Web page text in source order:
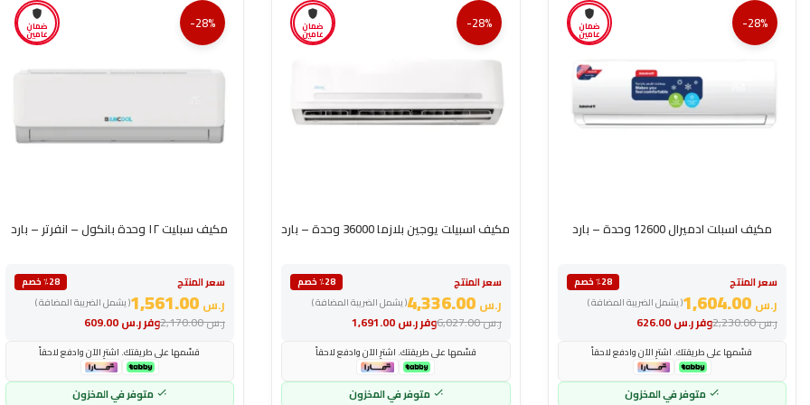
ضمان
عامين
-28%
مكيف اسبلت ادميرال 12600 وحدة – بارد
سعر المنتج
٪28 خصم
( يشمل الضريبة المضافة )
ر.س
وفرر.س ر.س2,230.00
قسّمها على طريقتك. اشترِ الآن وادفع لاحقاً
متوفر في المخزون
ضمان
عامين
-28%
مكيف اسبيلت يوجين بلازما 36000 وحدة – بارد
سعر المنتج
٪28 خصم
( يشمل الضريبة المضافة )
ر.س 4,336.00
وفرر.س1,691.00 ر.س6,027.00
قسّمها على طريقتك. اشترِ الآن وادفع لاحقاً
متوفر في المخزون
ضمان
عامين
-28%
مكيف سبليت ١٢ وحدة بانكول – انفرتر – بارد
سعر المنتج
٪28 خصم
( يشمل الضريبة المضافة )
ر.س
وفرر.س ر.س2,170.00
قسّمها على طريقتك. اشترِ الآن وادفع لاحقاً
متوفر في المخزون